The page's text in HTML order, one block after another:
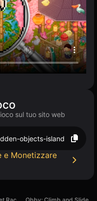
sul tuo sito web
objects-island
e Monetizzare